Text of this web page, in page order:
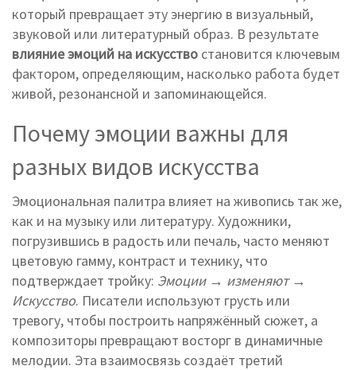
который превращает эту энергию в визуальный,
звуковой или литературный образ. В результате
влияние эмоций на искусство становится ключевым
фактором, определяющим, насколько работа будет
живой, резонансной и запоминающейся.
Почему эмоции важны для
разных видов искусства
Эмоциональная палитра влияет на живопись так же,
как и на музыку или литературу. Художники,
погрузившись в радость или печаль, часто меняют
цветовую гамму, контраст и технику, что
подтверждает тройку: Эмоции → изменяют →
Искусство. Писатели используют грусть или
тревогу, чтобы построить напряжённый сюжет, а
композиторы превращают восторг в динамичные
мелодии. Эта взаимосвязь создаёт третий